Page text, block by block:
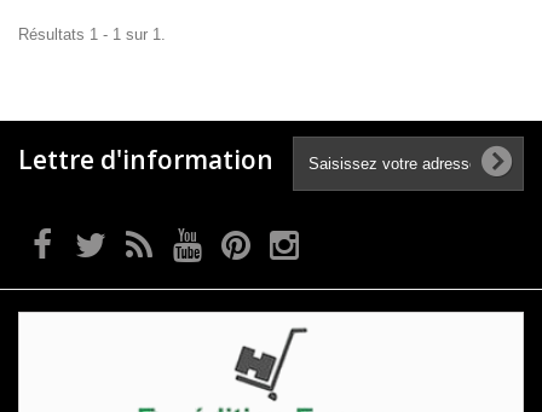
Résultats 1 - 1 sur 1.
Lettre d'information